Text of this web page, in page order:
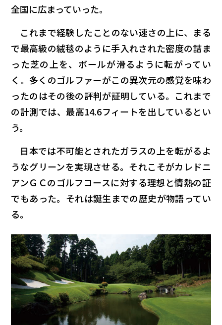
全国に広まっていった。
これまで経験したことのない速さの上に、まる
で最高級の絨毯のように手入れされた密度の詰ま
った芝の上を、ボールが滑るように転がってい
く。多くのゴルファーがこの異次元の感覚を味わ
ったのはその後の評判が証明している。これまで
の計測では、最高14.6フィートを出しているとい
う。
日本では不可能とされたガラスの上を転がるよ
うなグリーンを実現させる。それこそがカレドニ
アンＧＣのゴルフコースに対する理想と情熱の証
でもあった。それは誕生までの歴史が物語ってい
る。